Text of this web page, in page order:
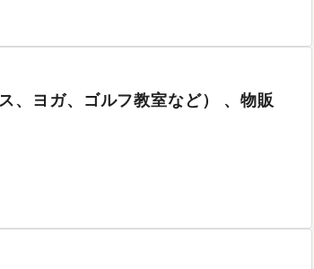
、ヨガ、ゴルフ教室など） 、物販